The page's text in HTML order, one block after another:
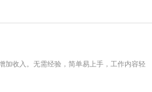
加收入。无需经验，简单易上手，工作内容轻